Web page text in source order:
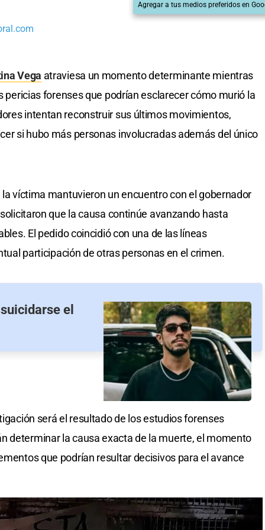
Agregar a tus medios preferidos en
Vega atraviesa un momento determinante mientras
forenses que podrían esclarecer cómo murió la
intentan reconstruir sus últimos movimientos,
si hubo más personas involucradas además del único
víctima mantuvieron un encuentro con el gobernador
que la causa continúe avanzando hasta
El pedido coincidió con una de las líneas
participación de otras personas en el crimen.
el
será el resultado de los estudios forenses
determinar la causa exacta de la muerte, el momento
que podrían resultar decisivos para el avance